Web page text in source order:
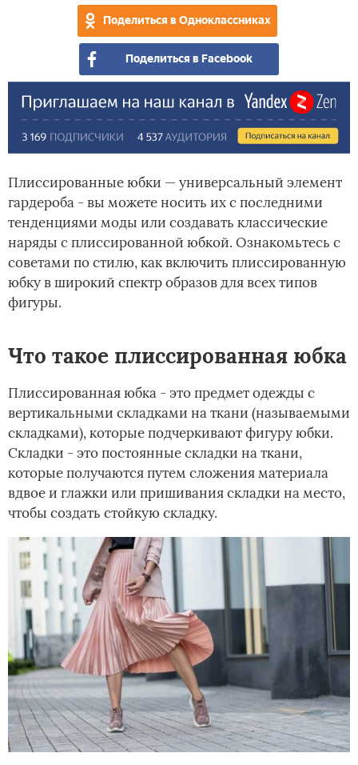
Поделиться в Одноклассниках
Поделиться в Facebook
Плиссированные юбки — универсальный элемент
гардероба - вы можете носить их с последними
тенденциями моды или создавать классические
наряды с плиссированной юбкой. Ознакомьтесь с
советами по стилю, как включить плиссированную
юбку в широкий спектр образов для всех типов
фигуры.
Что такое плиссированная юбка
Плиссированная юбка - это предмет одежды с
вертикальными складками на ткани (называемыми
складками), которые подчеркивают фигуру юбки.
Складки - это постоянные складки на ткани,
которые получаются путем сложения материала
вдвое и глажки или пришивания складки на место,
чтобы создать стойкую складку.